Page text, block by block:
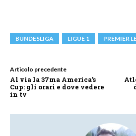
BUNDESLIGA LIGUE 1 PREMIER
Articolo precedente
Al via la 37ma America’s
Cup: gli orari e dove vedere
in tv